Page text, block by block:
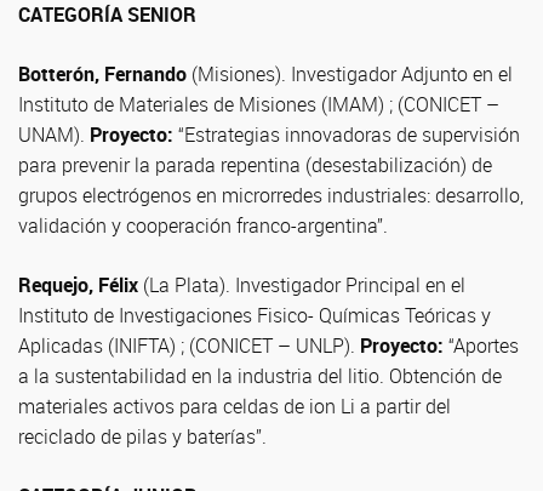
CATEGORÍA SENIOR
Botterón, Fernando (Misiones). Investigador Adjunto en el
Instituto de Materiales de Misiones (IMAM) ; (CONICET –
UNAM). Proyecto: “Estrategias innovadoras de supervisión
para prevenir la parada repentina (desestabilización) de
grupos electrógenos en microrredes industriales: desarrollo,
validación y cooperación franco-argentina”.
Requejo, Félix (La Plata). Investigador Principal en el
Instituto de Investigaciones Fisico- Químicas Teóricas y
Aplicadas (INIFTA) ; (CONICET – UNLP). Proyecto: “Aportes
a la sustentabilidad en la industria del litio. Obtención de
materiales activos para celdas de ion Li a partir del
reciclado de pilas y baterías”.